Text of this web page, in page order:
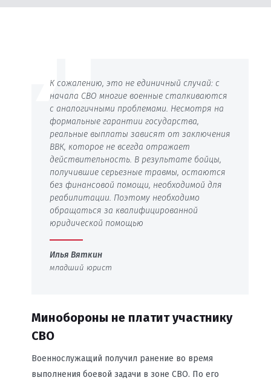
Минобороны не платит участнику
СВО
К сожалению, это не единичный случай: с
начала СВО многие военные сталкиваются
с аналогичными проблемами. Несмотря на
формальные гарантии государства,
реальные выплаты зависят от заключения
ВВК, которое не всегда отражает
действительность. В результате бойцы,
получившие серьезные травмы, остаются
без финансовой помощи, необходимой для
реабилитации. Поэтому необходимо
обращаться за квалифицированной
юридической помощью
Илья Вяткин
младший юрист
Военнослужащий получил ранение во время
выполнения боевой задачи в зоне СВО. По его